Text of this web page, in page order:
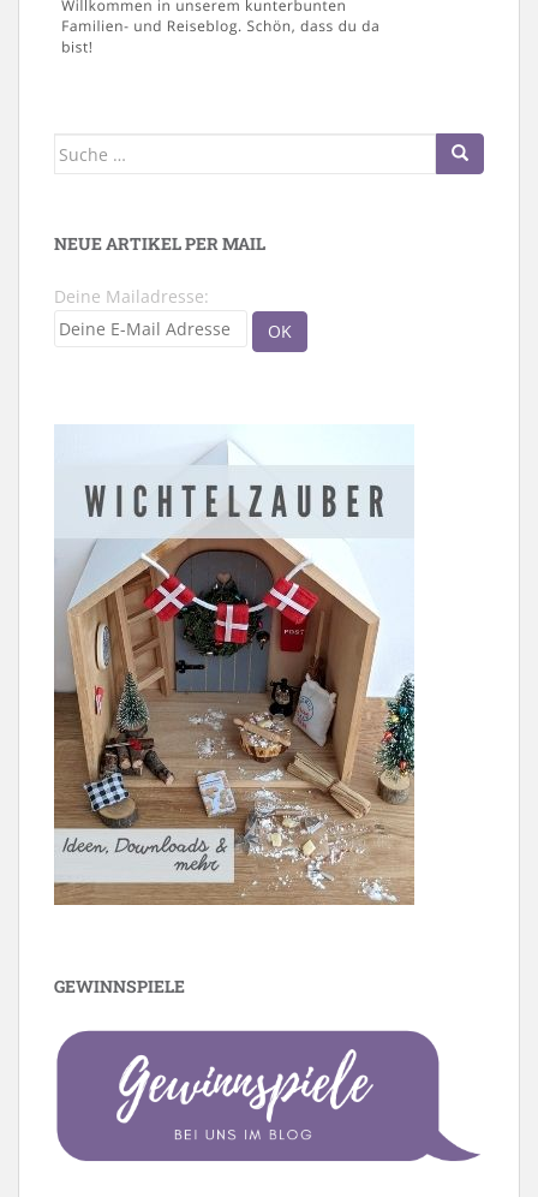
Suche
NEUE ARTIKEL PER MAIL
Deine Mailadresse:
GEWINNSPIELE